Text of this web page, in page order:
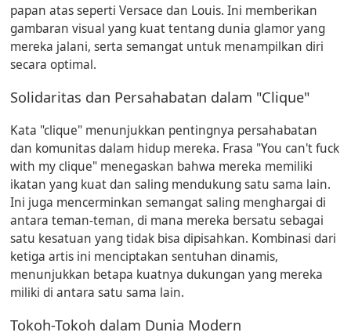
papan atas seperti Versace dan Louis. Ini memberikan
gambaran visual yang kuat tentang dunia glamor yang
mereka jalani, serta semangat untuk menampilkan diri
secara optimal.
Solidaritas dan Persahabatan dalam "Clique"
Kata "clique" menunjukkan pentingnya persahabatan
dan komunitas dalam hidup mereka. Frasa "You can't fuck
with my clique" menegaskan bahwa mereka memiliki
ikatan yang kuat dan saling mendukung satu sama lain.
Ini juga mencerminkan semangat saling menghargai di
antara teman-teman, di mana mereka bersatu sebagai
satu kesatuan yang tidak bisa dipisahkan. Kombinasi dari
ketiga artis ini menciptakan sentuhan dinamis,
menunjukkan betapa kuatnya dukungan yang mereka
miliki di antara satu sama lain.
Tokoh-Tokoh dalam Dunia Modern